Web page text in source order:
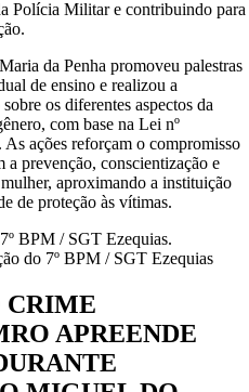
Polícia Militar e contribuindo para
da Penha promoveu palestras
de ensino e realizou a
os diferentes aspectos da
com base na Lei nº
ações reforçam o compromisso
prevenção, conscientização e
aproximando a instituição
de proteção às vítimas.
BPM / SGT Ezequias.
do 7º BPM / SGT Ezequias
CRIME
APREENDE